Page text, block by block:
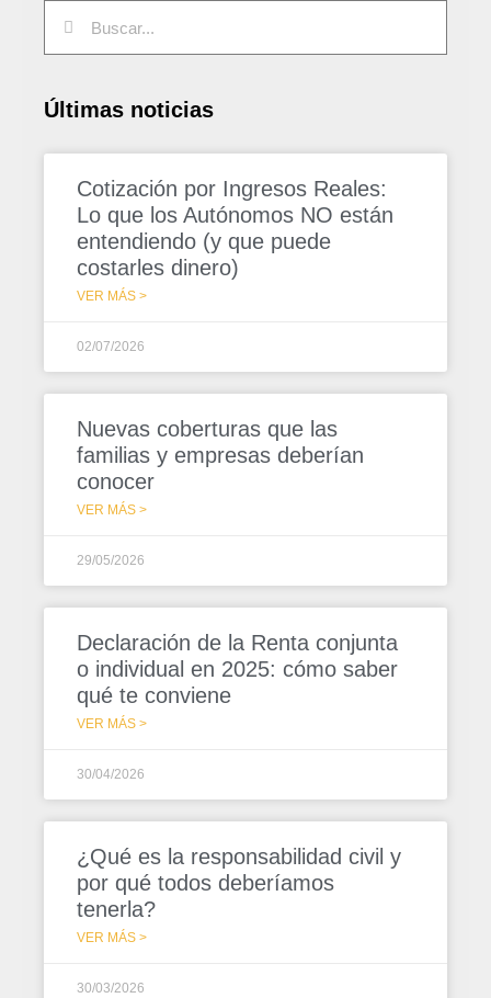
Últimas noticias
Cotización por Ingresos Reales:
Lo que los Autónomos NO están
entendiendo (y que puede
costarles dinero)
VER MÁS >
02/07/2026
Nuevas coberturas que las
familias y empresas deberían
conocer
VER MÁS >
29/05/2026
Declaración de la Renta conjunta
o individual en 2025: cómo saber
qué te conviene
VER MÁS >
30/04/2026
¿Qué es la responsabilidad civil y
por qué todos deberíamos
tenerla?
VER MÁS >
30/03/2026